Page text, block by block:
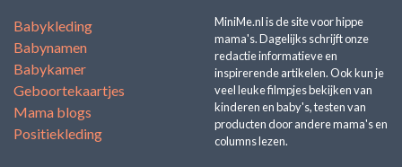
Babykleding
Babynamen
Babykamer
Geboortekaartjes
Mama blogs
Positiekleding
MiniMe.nl is de site voor hippe
mama's. Dagelijks schrijft onze
redactie informatieve en
inspirerende artikelen. Ook kun je
veel leuke filmpjes bekijken van
kinderen en baby's, testen van
producten door andere mama's en
columns lezen.